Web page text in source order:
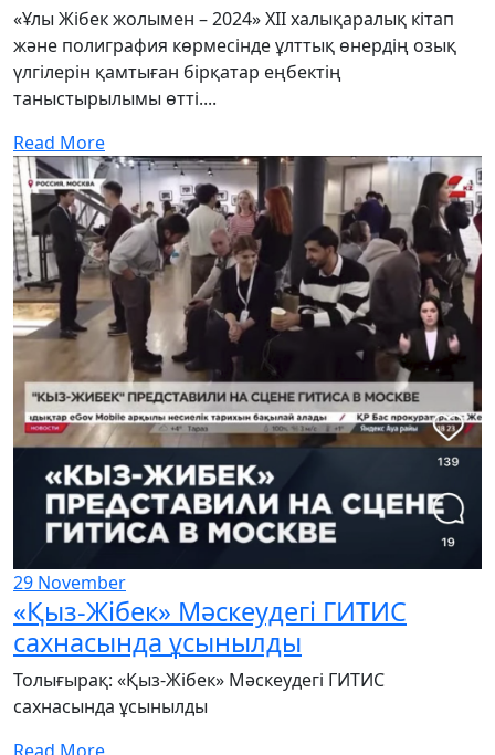
«Ұлы Жібек жолымен – 2024» XII халықаралық кітап
және полиграфия көрмесінде ұлттық өнердің озық
үлгілерін қамтыған бірқатар еңбектің
таныстырылымы өтті....
Read More
29 November
«Қыз-Жібек» Мәскеудегі ГИТИС
сахнасында ұсынылды
Толығырақ: «Қыз-Жібек» Мәскеудегі ГИТИС
сахнасында ұсынылды